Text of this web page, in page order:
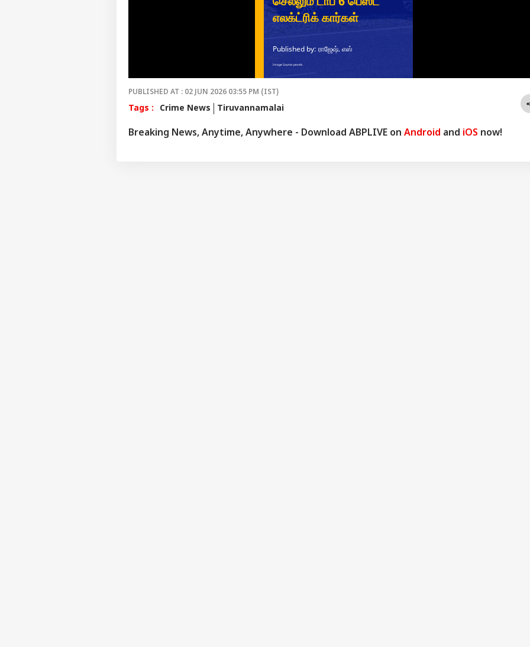
PUBLISHED AT : 02 JUN 2026 03:55 PM (IST)
Tags : Crime News Tiruvannamalai
Breaking News, Anytime, Anywhere - Download ABPLIVE on Android and iOS now!